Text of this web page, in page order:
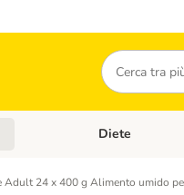
Cerca
Categoria: GattiApri Menù
Diete
Adult 24 x 400 g Alimento umido